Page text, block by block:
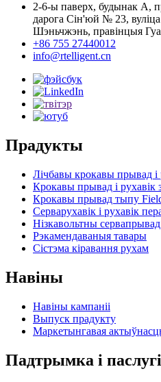
2-6-ы паверх, будынак А,
дарога Сін'юй № 23,
Шэньчжэнь, правінцыя
+86 755 27440012
info@rtelligent.cn
Прадукты
Лічбавы крокавы прывад і
Крокавы прывад і
Крокавы прывад тыпу
Серварухавік і рухавік
Нізкавольтны сервапрывад
Рэкамендаваныя тавары
Сістэма кіравання рухам
Навіны
Навіны кампаніі
Выпуск прадукту
Маркетынгавая
Падтрымка і паслугі